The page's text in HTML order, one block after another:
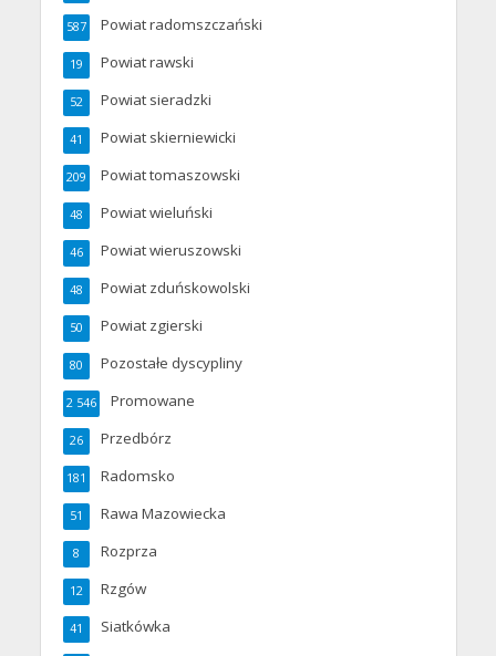
Powiat radomszczański
587
Powiat rawski
19
Powiat sieradzki
52
Powiat skierniewicki
41
Powiat tomaszowski
209
Powiat wieluński
48
Powiat wieruszowski
46
Powiat zduńskowolski
48
Powiat zgierski
50
Pozostałe dyscypliny
80
Promowane
2 546
Przedbórz
26
Radomsko
181
Rawa Mazowiecka
51
Rozprza
8
Rzgów
12
Siatkówka
41